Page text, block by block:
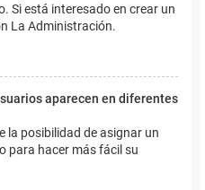
Si está interesado en crear un
La Administración.
aparecen en diferentes
la posibilidad de asignar un
para hacer más fácil su